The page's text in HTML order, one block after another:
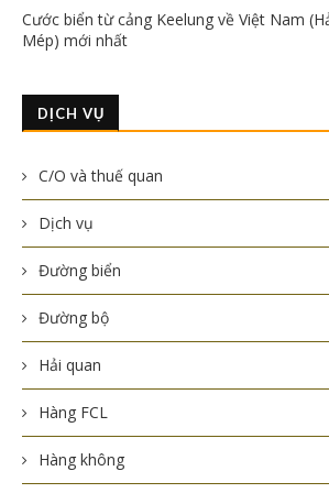
Cước biển từ cảng Keelung về Việt Nam
Mép) mới nhất
DỊCH VỤ
C/O và thuế quan
Dịch vụ
Đường biển
Đường bộ
Hải quan
Hàng FCL
Hàng không